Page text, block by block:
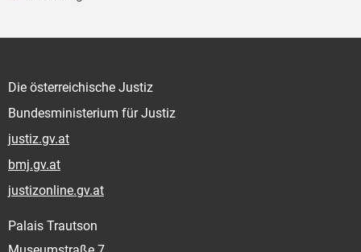
Die österreichische Justiz
Bundesministerium für Justiz
justiz.gv.at
bmj.gv.at
justizonline.gv.at
Palais Trautson